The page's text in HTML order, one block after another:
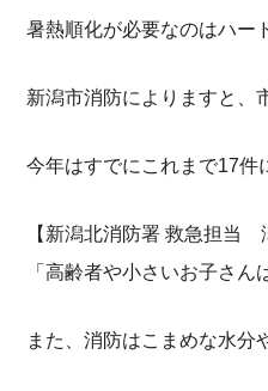
暑熱順化が必要なのはハー
新潟市消防によりますと、
今年はすでにこれまで17件
【新潟北消防署 救急担当
「高齢者や小さいお子さ
また、消防はこまめな水分